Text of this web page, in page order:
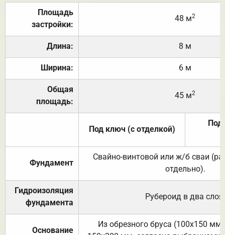
Площадь
застройки:
48 м2
Длина: 8 м
Ширина: 6 м
Общая
площадь:
45 м2
Под ключ (с отделкой)
Под
Фундамент
Свайно-винтовой или ж/б сваи
отдельно).
Гидроизоляция
фундамента
Рубероид в два слоя.
Основание
Из обрезного бруса (100х150